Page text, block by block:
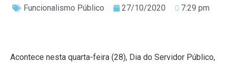
Funcionalismo Público 27/10/2020 7:29 pm
Acontece nesta quarta-feira (28), Dia do Servidor Público,